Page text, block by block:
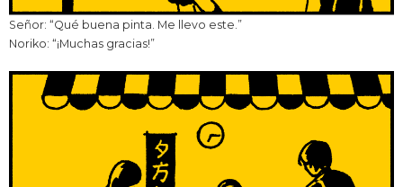
Señor: “Qué buena pinta. Me llevo este.”
Noriko: “¡Muchas gracias!”